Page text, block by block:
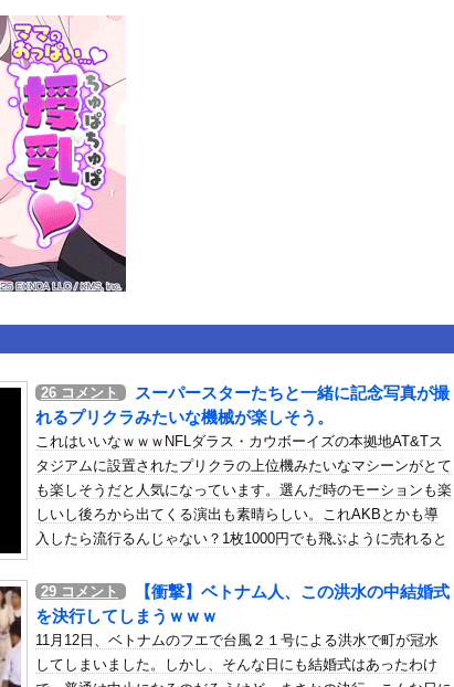
の流出エロ動画（顔出し）が一番抜ける
惨憺たる結果、徹底的な刷新が必要だ』と監督や協会を...
ｗｗｗ
精子ドクドク作られるわｗｗｗｗ
ない
ールが爆発しふた吹き飛ぶ
ｗｗｗｗｗｗｗｗｗｗw
たけど出てこないの！！
でトラックと衝突したドラレコが（ノ∇`）
います。 RSS設定 更新順130件まで。それ以降の古いものは表
26 コメント
スーパースターたちと一緒に記念写真が撮
れるプリクラみたいな機械が楽しそう。
これはいいなｗｗｗNFLダラス・カウボーイズの本拠地AT&Tス
タジアムに設置されたプリクラの上位機みたいなマシーンがとて
も楽しそうだと人気になっています。選んだ時のモーションも楽
しいし後ろから出てくる演出も素晴らしい。これAKBとかも導
入したら流行るんじゃない？1枚1000円でも飛ぶように売れると
29 コメント
【衝撃】ベトナム人、この洪水の中結婚式
を決行してしまうｗｗｗ
11月12日、ベトナムのフエで台風２１号による洪水で町が冠水
してしまいました。しかし、そんな日にも結婚式はあったわけ